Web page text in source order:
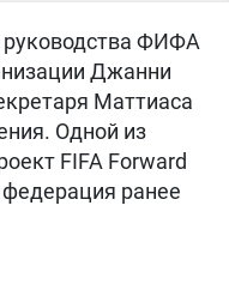
руководства ФИФА
Джанни
Маттиаса
Одной из
FIFA Forward
федерация ранее